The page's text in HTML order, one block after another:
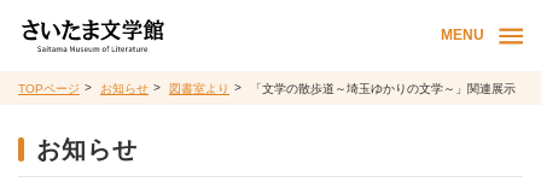
MENU
TOPページ お知らせ 図書室より 「文学の散歩道～埼玉ゆかりの文学～」関連展示
お知らせ